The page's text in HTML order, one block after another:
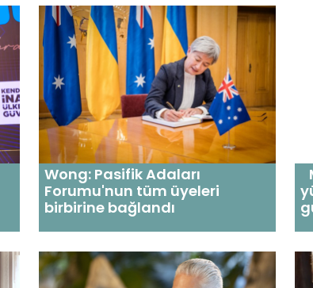
Wong: Pasifik Adaları
Forumu'nun tüm üyeleri
birbirine bağlandı